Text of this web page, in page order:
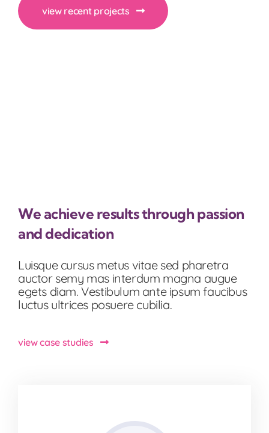
view recent projects
We achieve results through passion
and dedication
Luisque cursus metus vitae sed pharetra
auctor semy mas interdum magna augue
egets diam. Vestibulum ante ipsum faucibus
luctus ultrices posuere cubilia.
view case studies